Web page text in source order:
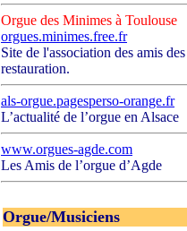
Orgue des Minimes à Toulouse
orgues.minimes.free.fr
Site de l'association des amis
restauration.
als-orgue.pagesperso-orange.fr
L’actualité de l’orgue en Alsace
www.orgues-agde.com
Les Amis de l’orgue d’Agde
Orgue/Musiciens